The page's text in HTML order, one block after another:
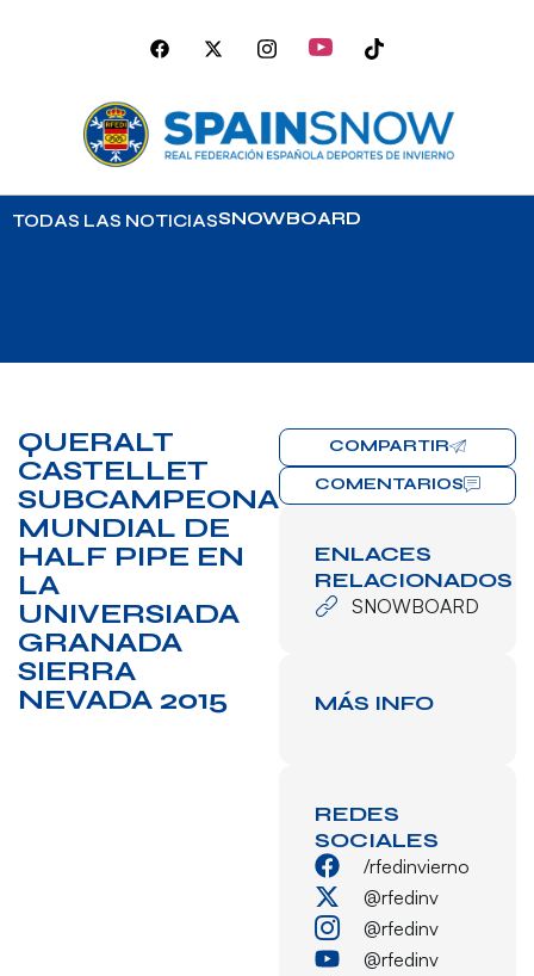
TODAS LAS NOTICIASSNOWBOARD
QUERALT
CASTELLET
SUBCAMPEONA
MUNDIAL DE
HALF PIPE EN
LA
UNIVERSIADA
GRANADA
SIERRA
NEVADA 2015
COMPARTIR
COMENTARIOS
ENLACES
RELACIONADOS
SNOWBOARD
MÁS INFO
REDES
SOCIALES
/rfedinvierno
@rfedinv
@rfedinv
@rfedinv